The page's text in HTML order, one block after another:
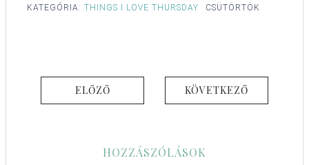
CSÜTÖRTÖK
KATEGÓRIA: THINGS I LOVE THURSDAY
ELŐZŐ KÖVETKEZŐ
HOZZÁSZÓLÁSOK